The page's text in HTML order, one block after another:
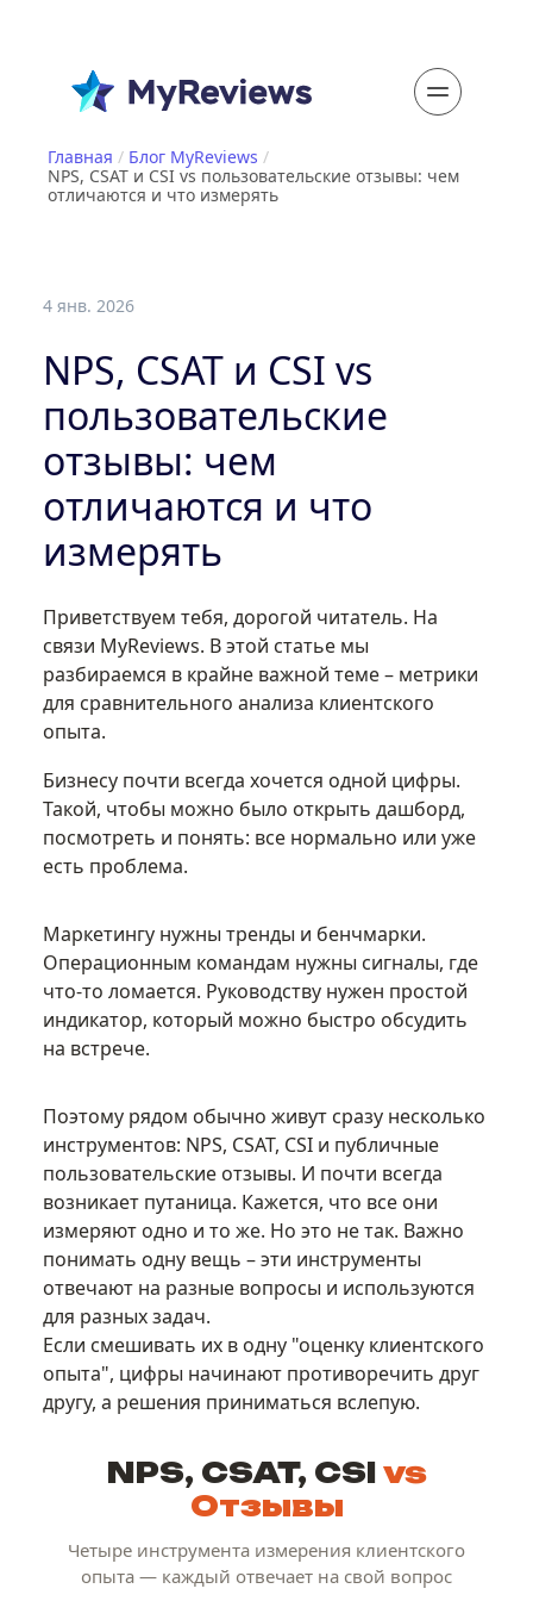
Главная / Блог MyReviews /
NPS, CSAT и CSI vs пользовательские отзывы: чем
отличаются и что измерять
4 янв. 2026
NPS, CSAT и CSI vs
пользовательские
отзывы: чем
отличаются и что
измерять
Приветствуем тебя, дорогой читатель. На
связи MyReviews. В этой статье мы
разбираемся в крайне важной теме – метрики
для сравнительного анализа клиентского
опыта.
Бизнесу почти всегда хочется одной цифры.
Такой, чтобы можно было открыть дашборд,
посмотреть и понять: все нормально или уже
есть проблема.
Маркетингу нужны тренды и бенчмарки.
Операционным командам нужны сигналы, где
что-то ломается. Руководству нужен простой
индикатор, который можно быстро обсудить
на встрече.
Поэтому рядом обычно живут сразу несколько
инструментов: NPS, CSAT, CSI и публичные
пользовательские отзывы. И почти всегда
возникает путаница. Кажется, что все они
измеряют одно и то же. Но это не так. Важно
понимать одну вещь – эти инструменты
отвечают на разные вопросы и используются
для разных задач.
Если смешивать их в одну "оценку клиентского
опыта", цифры начинают противоречить друг
другу, а решения приниматься вслепую.
NPS, CSAT, CSI vs
Отзывы
Четыре инструмента измерения клиентского
опыта — каждый отвечает на свой вопрос